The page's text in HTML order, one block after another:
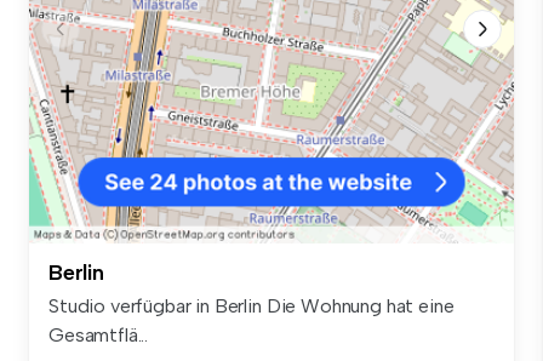
Berlin
Studio verfügbar in Berlin Die Wohnung hat eine
Gesamtflä...